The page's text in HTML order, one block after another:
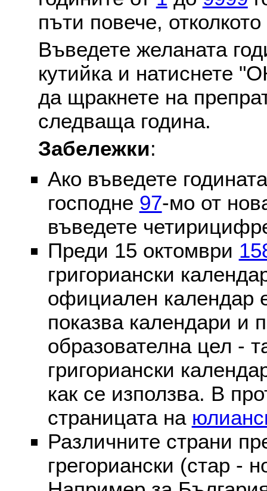
пъти повече,
Въведете желаната
кутийка и натиснете
да щракнете на
следваща година.
Забележки:
Ако въведете
господне 97-мо от
въведете
Преди 15 октомври
григориански
официален календар
показва календари и
образователна цел -
григориански
как се използва. В
страницата на
Различните страни
грегориански (стар -